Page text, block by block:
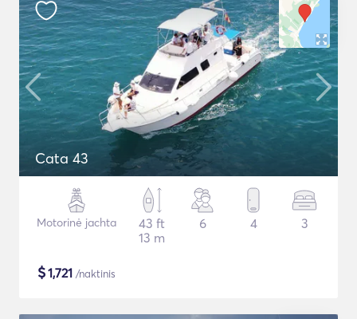
Cata 43
Motorinė jachta
43 ft
13 m
6 4 3
$1,721 /naktinis